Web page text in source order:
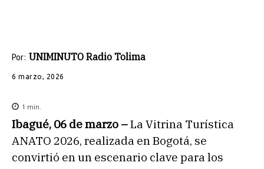
Por: UNIMINUTO Radio Tolima
6 marzo, 2026
1 min.
Ibagué, 06 de marzo –La Vitrina Turística
ANATO 2026, realizada en Bogotá, se
convirtió en un escenario clave para los